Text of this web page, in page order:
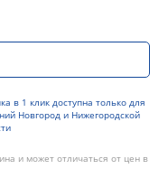
в 1 клик доступна только для
Новгород и Нижегородской
и может отличаться от цен в